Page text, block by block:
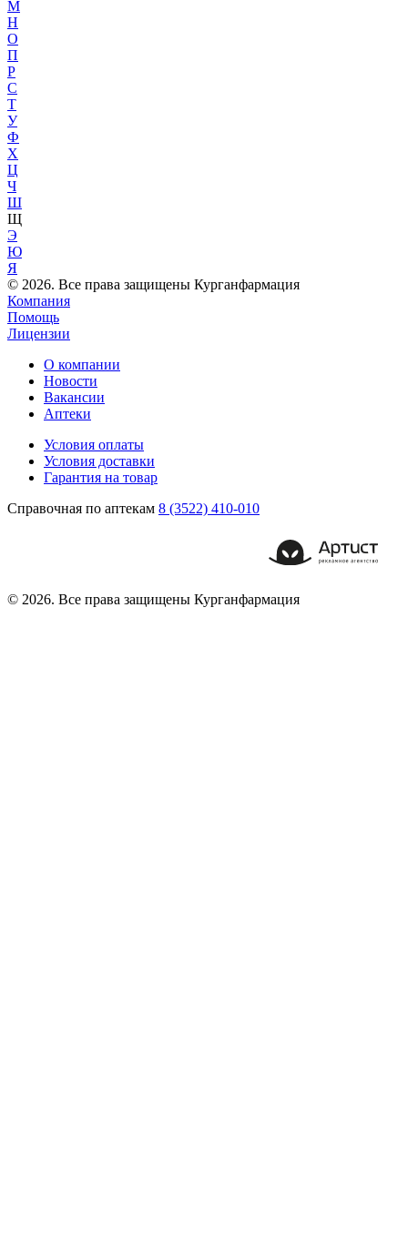
М
Н
О
П
Р
С
Т
У
Ф
Х
Ц
Ч
Ш
Щ
Э
Ю
Я
© 2026. Все права защищены Курганфармация
Компания
Помощь
Лицензии
О компании
Новости
Вакансии
Аптеки
Условия оплаты
Условия доставки
Гарантия на товар
Справочная по аптекам 8 (3522) 410-010
© 2026. Все права защищены Курганфармация